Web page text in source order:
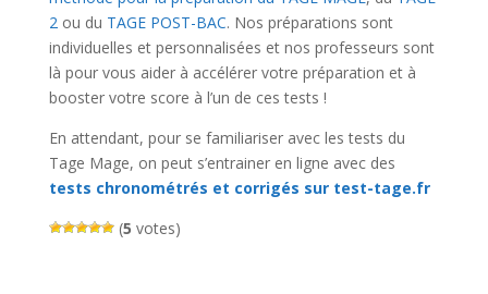
2ou du TAGE POST-BAC. Nos préparations sont
individuelles et personnalisées et nos professeurs sont
là pour vous aider à accélérer votre préparation et à
booster votre score à l’un de ces tests !
En attendant, pour se familiariser avec les tests du
Tage Mage, on peut s’entrainer en ligne avec des
tests chronométrés et corrigés sur test-tage.fr
(5 votes)